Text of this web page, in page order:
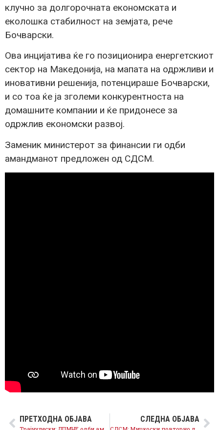
клучно за долгорочната економската и
еколошка стабилност на земјата, рече
Бочварски.
Ова инцијатива ќе го позиционира енергетскиот
сектор на Македонија, на мапата на одржливи и
иновативни решенија, потенцираше Бочварски,
и со тоа ќе ја зголеми конкурентноста на
домашните компании и ќе придонесе за
одржлив економски развој.
Заменик министерот за финансии ги одби
амандманот предложен од СДСМ.
ПРЕТХОДНА ОБЈАВА СЛЕДНА ОБЈАВА